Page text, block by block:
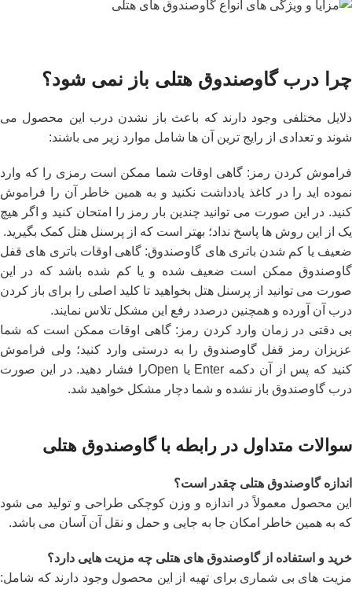
چرا درب گاوصندوق هتلی باز نمی ‌شود؟
دلایل مختلفی وجود دارند که باعث باز نشدن درب این محصول می
‌شوند و تعدادی از رایج ‌ترین آن ها شامل موارد زیر می ‌باشند:
فراموش کردن رمز: گاهی اوقات شما ممکن است رمزی را که وارد
نموده‌ اید را در کاغذ یادداشت نکنید و به همین خاطر آن را فراموش
کنید. در این صورت می ‌توانید چندین بار رمز را امتحان کنید و اگر هیچ
یک از این روش‌ ها پاسخ نداد؛ بهتر است که از پرسنل هتل کمک بگیرید.
ضعیف یا کم شدن باتری‌ های گاوصندوق: گاهی اوقات باتری ‌های قفل
گاوصندوق ممکن است ضعیف شده و یا کم شده باشد که در این
صورت می‌ توانید از پرسنل هتل بخواهید تا کلید اصلی را برای باز کردن
درب آن آورده و همچنین درصدد رفع این مشکل تلاس نمایند.
بی دقتی در زمان وارد کردن رمز: گاهی اوقات ممکن است که شما
عزیزان رمز قفل گاوصندوق را به درستی وارد کنید؛ ولی فراموش
کنید که پس از آن دکمه Enter یا Openرا فشار دهید. در این صورت
درب گاوصندوق باز نشده و شما دچار مشکل خواهید شد.
سوالات متداول در رابطه با گاوصندوق هتلی
اندازه گاوصندوق هتلی چقدر است؟
این محصول معمولاً در اندازه و وزن کوچکی طراحی و تولید می ‌شود
که به همین خاطر امکان جا به جایی و حمل و نقل آن آسان می ‌باشد.
خرید و استفاده از گاوصندوق ‌های هتلی چه مزیت‌ هایی دارد؟
مزیت ‌های بی شماری برای تهیه از این محصول وجود دارند که شامل: